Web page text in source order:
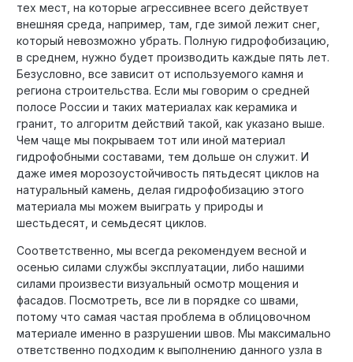
тех мест, на которые агрессивнее всего действует
внешняя среда, например, там, где зимой лежит снег,
который невозможно убрать. Полную гидрофобизацию,
в среднем, нужно будет производить каждые пять лет.
Безусловно, все зависит от используемого камня и
региона строительства. Если мы говорим о средней
полосе России и таких материалах как керамика и
гранит, то алгоритм действий такой, как указано выше.
Чем чаще мы покрываем тот или иной материал
гидрофобными составами, тем дольше он служит. И
даже имея морозоустойчивость пятьдесят циклов на
натуральный камень, делая гидрофобизацию этого
материала мы можем выиграть у природы и
шестьдесят, и семьдесят циклов.
Соответственно, мы всегда рекомендуем весной и
осенью силами службы эксплуатации, либо нашими
силами произвести визуальный осмотр мощения и
фасадов. Посмотреть, все ли в порядке со швами,
потому что самая частая проблема в облицовочном
материале именно в разрушении швов. Мы максимально
ответственно подходим к выполнению данного узла в